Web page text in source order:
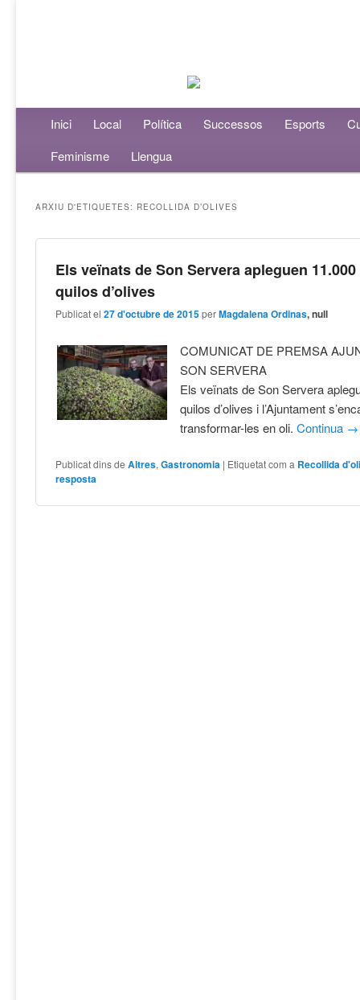
Menú principalAneu al contingut principal
Aneu al contingut secundari
Inici Local Política Successos Esports
Feminisme
Llengua
ARXIU D'ETIQUETES: RECOLLIDA D’OLIVES
Els veïnats de Son Servera apleguen 11.000
quilos d’olives
Publicat el27 d'octubre de 2015 perMagdalena Ordinas, null
COMUNICAT DE PREMSA
SON SERVERA
Els veïnats de Son Servera
quilos d’olives i l’Ajuntament
transformar-les en oli.Continua →
Publicat dins de Altres,Gastronomia | Etiquetat com a Recollida
resposta